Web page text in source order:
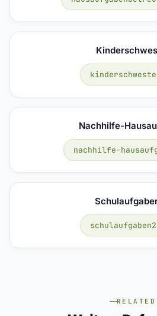
Nachhilfe-
nachhilfe-
RELATED